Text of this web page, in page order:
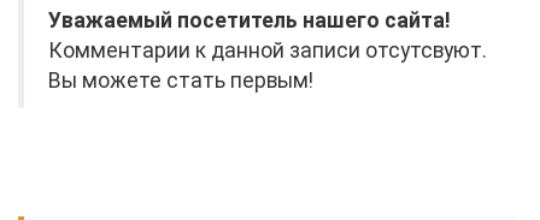
Уважаемый посетитель нашего сайта!
Комментарии к данной записи отсутсвуют.
Вы можете стать первым!